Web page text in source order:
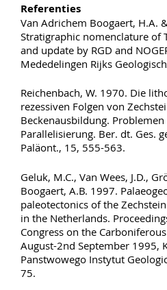
Referenties
Van Adrichem Boogaert, H.A.
Stratigraphic nomenclature of
and update by RGD and
Mededelingen Rijks
Reichenbach, W. 1970. Die
rezessiven Folgen von
Beckenausbildung.
Parallelisierung. Ber. dt. Ges.
Paläont., 15, 555-563.
Geluk, M.C., Van Wees, J.D.,
Boogaert, A.B. 1997.
paleotectonics of the
in the Netherlands.
Congress on the
August-2nd September 1995,
Panstwowego Instytut
75.